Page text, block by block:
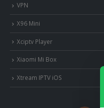
VPN
X96 Mini
Xciptv Player
Xiaomi Mi Box
Xtream IPTV iOS